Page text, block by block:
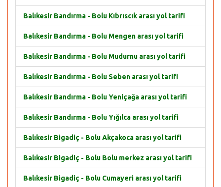
Balıkesir Bandırma - Bolu Kıbrıscık arası yol tarifi
Balıkesir Bandırma - Bolu Mengen arası yol tarifi
Balıkesir Bandırma - Bolu Mudurnu arası yol tarifi
Balıkesir Bandırma - Bolu Seben arası yol tarifi
Balıkesir Bandırma - Bolu Yeniçağa arası yol tarifi
Balıkesir Bandırma - Bolu Yığılca arası yol tarifi
Balıkesir Bigadiç - Bolu Akçakoca arası yol tarifi
Balıkesir Bigadiç - Bolu Bolu merkez arası yol tarifi
Balıkesir Bigadiç - Bolu Cumayeri arası yol tarifi